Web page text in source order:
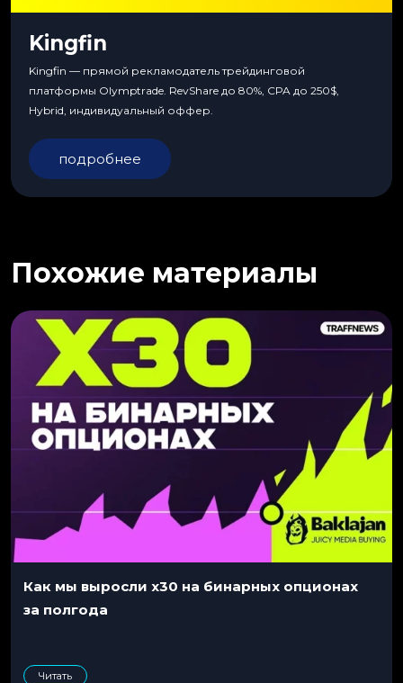
Kingfin
Kingfin — прямой рекламодатель трейдинговой
платформы Olymptrade. RevShare до 80%, CPA до 250$,
Hybrid, индивидуальный оффер.
подробнее
Похожие материалы
Как мы выросли x30 на бинарных опционах
за полгода
Читать